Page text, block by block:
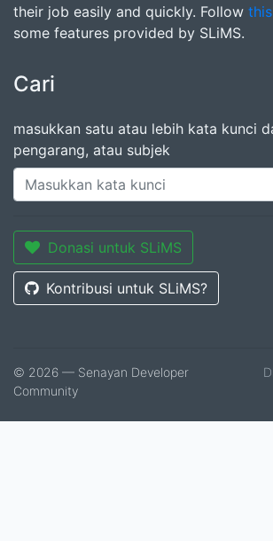
their job easily and quickly. Follow
some features provided by SLiMS.
Cari
masukkan satu atau lebih kata kunci
pengarang, atau subjek
Donasi untuk SLiMS
Kontribusi untuk SLiMS?
© 2026 — Senayan Developer
Community